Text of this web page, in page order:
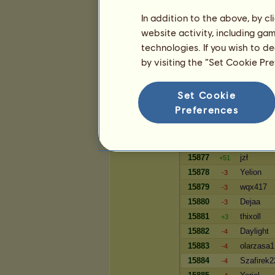
4341
werka0905
4342
-3 DrakoVira
4343
Domin111
4344
-4 Igrisa
Bogactwo
15877
+51 jzł
15878
-3 Yelion
15879
-3 wqx417
15880
-3 Dejaa
15881
+3 thixoll
15882
-4 Daylight
15883
-4 olarzasa1
15884
-4
In addition to the above, by
website activity, including
technologies. If you wish to
by visiting the “Set Cookie
Set Cookie
Preferences